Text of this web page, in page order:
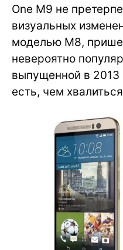
One M9 не
визуальных
моделью M8,
невероятно
выпущенной в 2013
есть, чем